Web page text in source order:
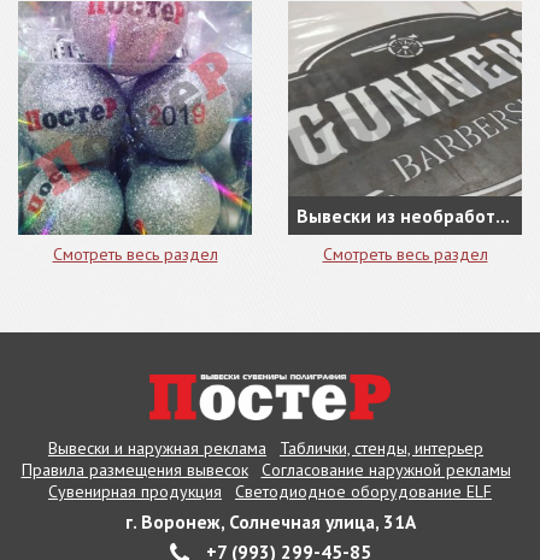
Смотреть весь раздел
Вывески из необработанной стали, как новое направление в наружной рекламе
Смотреть весь раздел
Вывески и наружная реклама
Таблички, стенды, интерьер
Правила размещения вывесок
Согласование наружной рекламы
Сувенирная продукция
Светодиодное оборудование ELF
г. Воронеж, Солнечная улица, 31А
+7 (993) 299-45-85